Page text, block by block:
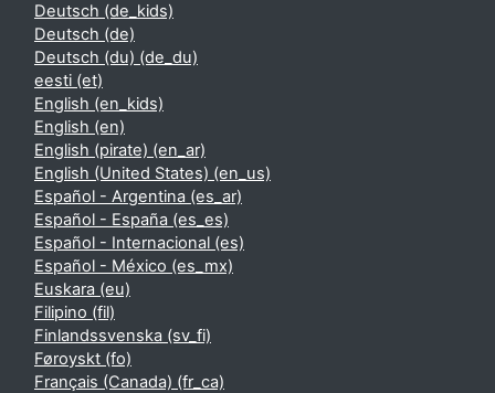
Deutsch ‎(de_kids)‎
Deutsch ‎(de)‎
Deutsch (du) ‎(de_du)‎
eesti ‎(et)‎
English ‎(en_kids)‎
English ‎(en)‎
English (pirate) ‎(en_ar)‎
English (United States) ‎(en_us)‎
Español - Argentina ‎(es_ar)‎
Español - España ‎(es_es)‎
Español - Internacional ‎(es)‎
Español - México ‎(es_mx)‎
Euskara ‎(eu)‎
Filipino ‎(fil)‎
Finlandssvenska ‎(sv_fi)‎
Føroyskt ‎(fo)‎
Français (Canada) ‎(fr_ca)‎